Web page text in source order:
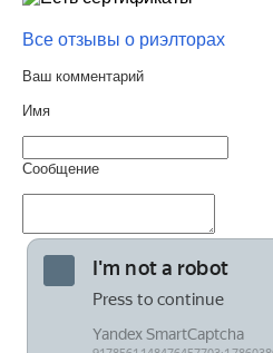
Все отзывы о риэлторах
Ваш комментарий
Имя
Сообщение